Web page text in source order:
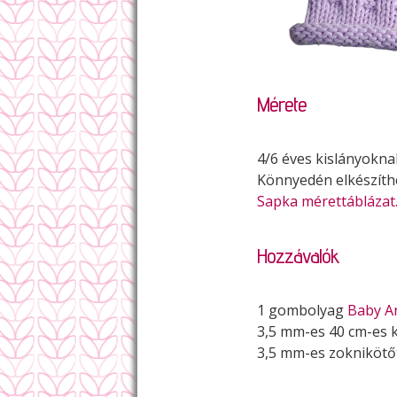
Mérete
4/6 éves
Könnyedén
Sapka mérettáblázat.
Hozzávalók
1 gombolyag Baby
3,5 mm-es 40 cm-
3,5 mm-es